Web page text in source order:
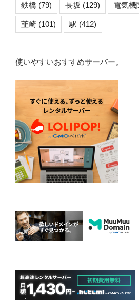
鉄橋 (79) 長坂 (129) 電気機
韮崎 (101) 駅 (412)
使いやすいおすすめサーバー。